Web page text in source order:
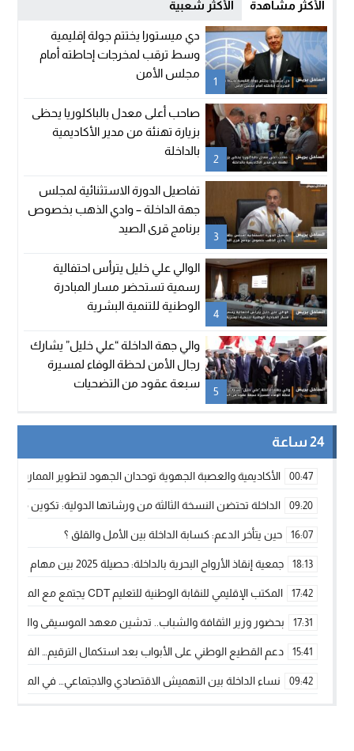
الأكثر مشاهدة الأكثر شعبية
1
دي ميستورا يختتم جولة إقليمية
وسط ترقب لمخرجات إحاطته أمام
مجلس الأمن
2
صاحب أعلى معدل بالباكلوريا يحظى
بزيارة تهنئة من مدير الأكاديمية
بالداخلة
3
تفاصيل الدورة الاستثنائية لمجلس
جهة الداخلة – وادي الذهب بخصوص
برنامج قرى الصيد
4
الوالي علي خليل يترأس احتفالية
رسمية تستحضر مسار المبادرة
الوطنية للتنمية البشرية
5
والي جهة الداخلة “علي خليل” يشارك
رجال الأمن لحظة الوفاء لمسيرة
سبعة عقود من التضحيات
24 ساعة
00:47 الأكاديمية والعصبة الجهوية توحدان الجهود لتطوير الممارسة
09:20 الداخلة تحتضن النسخة الثالثة من ورشاتها الدولية: تكوين
16:07 حين يتأخر الدعم: كسابة الداخلة بين الأمل والقلق ؟
18:13 جمعية إنقاذ الأرواح البحرية بالداخلة: حصيلة 2025 بين مهام الإنقاذ ومشروع “دار البحار”
17:42 المكتب الإقليمي للنقابة الوطنية للتعليم CDT يجتمع مع المدير الإقليمي لمناقشة ملفات جوهرية لنساء ورجال التعليم
17:31 بحضور وزير الثقافة والشباب.. تدشين معهد الموسيقى والفنون
15:41 دعم القطيع الوطني على الأبواب بعد استكمال الترقيم…
09:42 نساء الداخلة بين التهميش الاقتصادي والاجتماعي… في المؤسسات